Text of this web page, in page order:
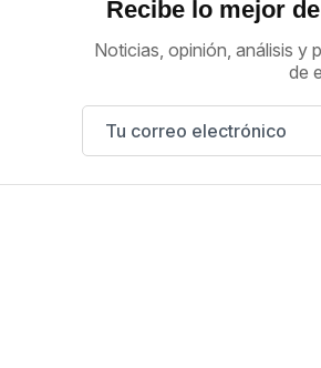
Recibe lo mejor
Noticias, opinión, análisis y
de